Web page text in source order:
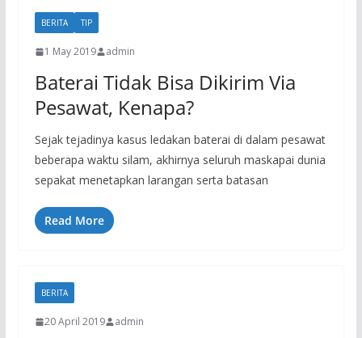
BERITA TIP
1 May 2019 admin
Baterai Tidak Bisa Dikirim Via
Pesawat, Kenapa?
Sejak tejadinya kasus ledakan baterai di dalam pesawat
beberapa waktu silam, akhirnya seluruh maskapai dunia
sepakat menetapkan larangan serta batasan
Read More
BERITA
20 April 2019 admin